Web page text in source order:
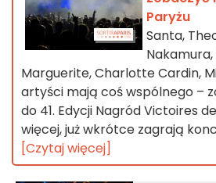
Paryżu
Santa,
Marguerite, Charlotte Cardin,
artyści mają coś wspólnego –
do 41. Edycji Nagród Victoires
więcej, już wkrótce zagrają
[Czytaj więcej]